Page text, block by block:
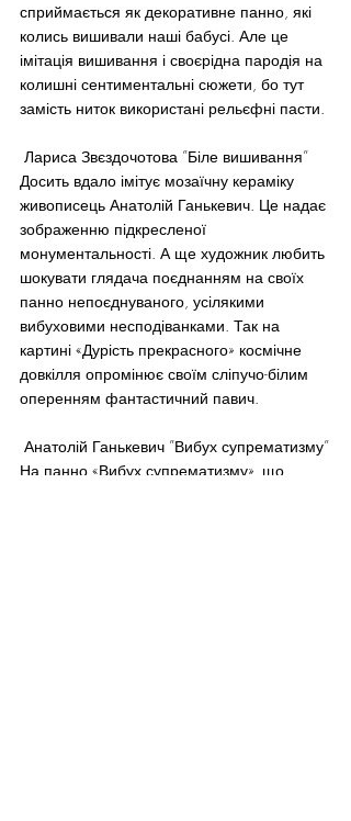
сприймається як декоративне панно, які
колись вишивали наші бабусі. Але це
імітація вишивання і своєрідна пародія на
колишні сентиментальні сюжети, бо тут
замість ниток використані рельєфні пасти.
Лариса Звєздочотова ”Біле вишивання”
Досить вдало імітує мозаїчну кераміку
живописець Анатолій Ганькевич. Це надає
зображенню підкресленої
монументальності. А ще художник любить
шокувати глядача поєднанням на своїх
панно непоєднуваного, усілякими
вибуховими несподіванками. Так на
картині «Дурість прекрасного» космічне
довкілля опромінює своїм сліпучо-білим
оперенням фантастичний павич.
Анатолій Ганькевич ”Вибух супрематизму”
На панно «Вибух супрематизму», що